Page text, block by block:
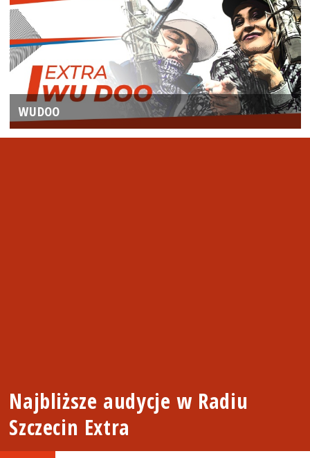
WUDOO
Najbliższe audycje w Radiu
Szczecin Extra